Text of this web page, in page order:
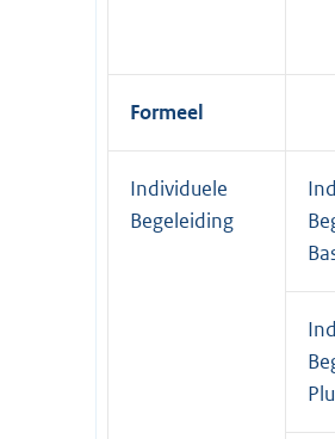
Formeel
Individuele
Begeleiding